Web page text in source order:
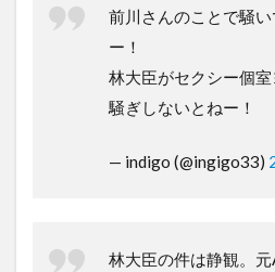
前川さんのことで騒
ー！
林大臣がセクシー個
騒ぎしないとねー！
— indigo (@ingigo33)
林大臣の件は静観。